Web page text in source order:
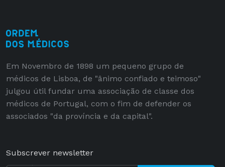
Em Novembro de 1898 um pequeno grupo de
médicos de Lisboa, de "ânimo confiado e teimoso"
julgou útil fundar uma associação de classe dos
médicos de Portugal, com o fim de defender os
associados "da província e da capital".
Subscrever newsletter